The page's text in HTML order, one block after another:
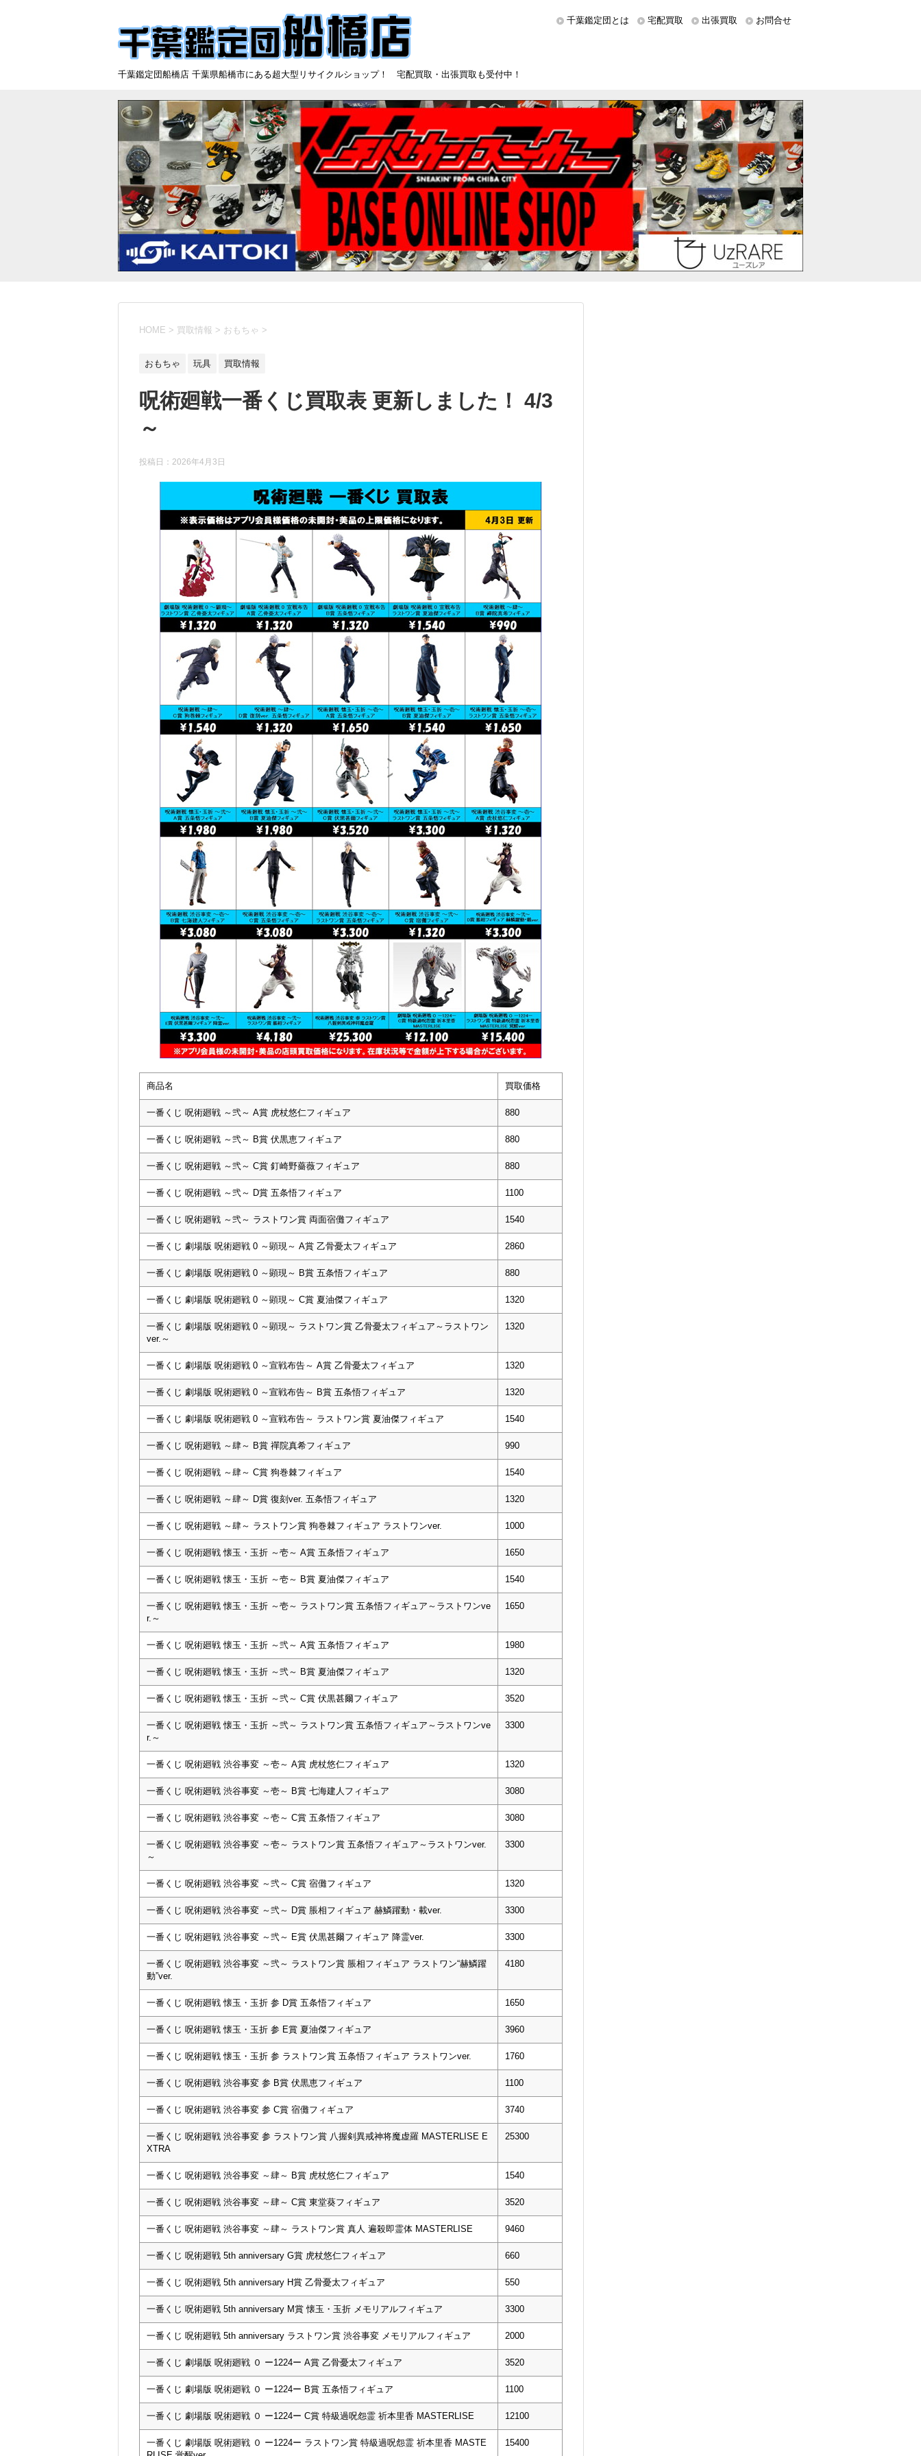
千葉鑑定団船橋店 千葉県船橋市にある超大型リサイクルショップ！ 宅配買取・出張買取も受付中！
千葉鑑定団とは 宅配買取 出張買取 お問合せ
HOME > 買取情報 > おもちゃ >
おもちゃ 玩具 買取情報
呪術廻戦一番くじ買取表 更新しました！ 4/3
～
投稿日： 2026年4月3日
商品名 買取価格
一番くじ 呪術廻戦 ～弐～ A賞 虎杖悠仁フィギュア 880
一番くじ 呪術廻戦 ～弐～ B賞 伏黒恵フィギュア 880
一番くじ 呪術廻戦 ～弐～ C賞 釘崎野薔薇フィギュア 880
一番くじ 呪術廻戦 ～弐～ D賞 五条悟フィギュア 1100
一番くじ 呪術廻戦 ～弐～ ラストワン賞 両面宿儺フィギュア 1540
一番くじ 劇場版 呪術廻戦 0 ～顕現～ A賞 乙骨憂太フィギュア 2860
一番くじ 劇場版 呪術廻戦 0 ～顕現～ B賞 五条悟フィギュア 880
一番くじ 劇場版 呪術廻戦 0 ～顕現～ C賞 夏油傑フィギュア 1320
一番くじ 劇場版 呪術廻戦 0 ～顕現～ ラストワン賞 乙骨憂太フィギュア～ラストワン
ver.～
1320
一番くじ 劇場版 呪術廻戦 0 ～宣戦布告～ A賞 乙骨憂太フィギュア 1320
一番くじ 劇場版 呪術廻戦 0 ～宣戦布告～ B賞 五条悟フィギュア 1320
一番くじ 劇場版 呪術廻戦 0 ～宣戦布告～ ラストワン賞 夏油傑フィギュア 1540
一番くじ 呪術廻戦 ～肆～ B賞 禪院真希フィギュア 990
一番くじ 呪術廻戦 ～肆～ C賞 狗巻棘フィギュア 1540
一番くじ 呪術廻戦 ～肆～ D賞 復刻ver. 五条悟フィギュア 1320
一番くじ 呪術廻戦 ～肆～ ラストワン賞 狗巻棘フィギュア ラストワンver. 1000
一番くじ 呪術廻戦 懐玉・玉折 ～壱～ A賞 五条悟フィギュア 1650
一番くじ 呪術廻戦 懐玉・玉折 ～壱～ B賞 夏油傑フィギュア 1540
一番くじ 呪術廻戦 懐玉・玉折 ～壱～ ラストワン賞 五条悟フィギュア～ラストワンve
r.～
1650
一番くじ 呪術廻戦 懐玉・玉折 ～弐～ A賞 五条悟フィギュア 1980
一番くじ 呪術廻戦 懐玉・玉折 ～弐～ B賞 夏油傑フィギュア 1320
一番くじ 呪術廻戦 懐玉・玉折 ～弐～ C賞 伏黒甚爾フィギュア 3520
一番くじ 呪術廻戦 懐玉・玉折 ～弐～ ラストワン賞 五条悟フィギュア～ラストワンve
r.～
3300
一番くじ 呪術廻戦 渋谷事変 ～壱～ A賞 虎杖悠仁フィギュア 1320
一番くじ 呪術廻戦 渋谷事変 ～壱～ B賞 七海建人フィギュア 3080
一番くじ 呪術廻戦 渋谷事変 ～壱～ C賞 五条悟フィギュア 3080
一番くじ 呪術廻戦 渋谷事変 ～壱～ ラストワン賞 五条悟フィギュア～ラストワンver.
～
3300
一番くじ 呪術廻戦 渋谷事変 ～弐～ C賞 宿儺フィギュア 1320
一番くじ 呪術廻戦 渋谷事変 ～弐～ D賞 脹相フィギュア 赫鱗躍動・載ver. 3300
一番くじ 呪術廻戦 渋谷事変 ～弐～ E賞 伏黒甚爾フィギュア 降霊ver. 3300
一番くじ 呪術廻戦 渋谷事変 ～弐～ ラストワン賞 脹相フィギュア ラストワン“赫鱗躍
動”ver.
4180
一番くじ 呪術廻戦 懐玉・玉折 参 D賞 五条悟フィギュア 1650
一番くじ 呪術廻戦 懐玉・玉折 参 E賞 夏油傑フィギュア 3960
一番くじ 呪術廻戦 懐玉・玉折 参 ラストワン賞 五条悟フィギュア ラストワンver. 1760
一番くじ 呪術廻戦 渋谷事変 参 B賞 伏黒恵フィギュア 1100
一番くじ 呪術廻戦 渋谷事変 参 C賞 宿儺フィギュア 3740
一番くじ 呪術廻戦 渋谷事変 参 ラストワン賞 八握剣異戒神将魔虚羅 MASTERLISE E
XTRA
25300
一番くじ 呪術廻戦 渋谷事変 ～肆～ B賞 虎杖悠仁フィギュア 1540
一番くじ 呪術廻戦 渋谷事変 ～肆～ C賞 東堂葵フィギュア 3520
一番くじ 呪術廻戦 渋谷事変 ～肆～ ラストワン賞 真人 遍殺即霊体 MASTERLISE 9460
一番くじ 呪術廻戦 5th anniversary G賞 虎杖悠仁フィギュア 660
一番くじ 呪術廻戦 5th anniversary H賞 乙骨憂太フィギュア 550
一番くじ 呪術廻戦 5th anniversary M賞 懐玉・玉折 メモリアルフィギュア 3300
一番くじ 呪術廻戦 5th anniversary ラストワン賞 渋谷事変 メモリアルフィギュア 2000
一番くじ 劇場版 呪術廻戦 ０ ー1224ー A賞 乙骨憂太フィギュア 3520
一番くじ 劇場版 呪術廻戦 ０ ー1224ー B賞 五条悟フィギュア 1100
一番くじ 劇場版 呪術廻戦 ０ ー1224ー C賞 特級過呪怨霊 祈本里香 MASTERLISE 12100
一番くじ 劇場版 呪術廻戦 ０ ー1224ー ラストワン賞 特級過呪怨霊 祈本里香 MASTE
15400